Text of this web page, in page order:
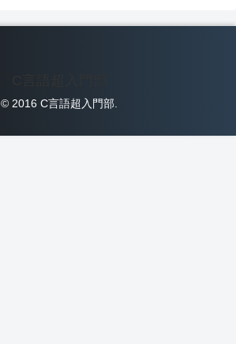
© 2016 C言語超入門部.